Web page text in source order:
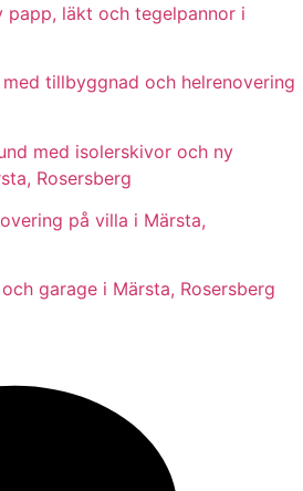
papp, läkt och tegelpannor i
tillbyggnad och helrenovering
med isolerskivor och ny
Rosersberg
på villa i Märsta,
garage i Märsta, Rosersberg